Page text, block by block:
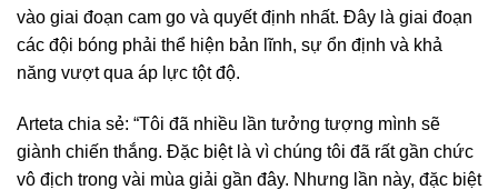
vào giai đoạn cam go và quyết định nhất. Đây là giai đoạn
các đội bóng phải thể hiện bản lĩnh, sự ổn định và khả
năng vượt qua áp lực tột độ.
Arteta chia sẻ: “Tôi đã nhiều lần tưởng tượng mình sẽ
giành chiến thắng. Đặc biệt là vì chúng tôi đã rất gần chức
vô địch trong vài mùa giải gần đây. Nhưng lần này, đặc biệt